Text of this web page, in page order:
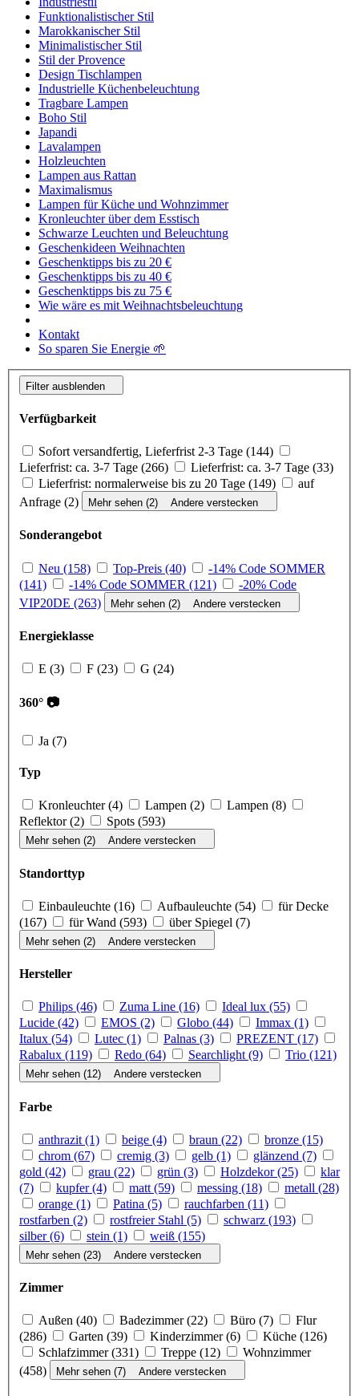
Funktionalistischer Stil
Marokkanischer Stil
Minimalistischer Stil
Stil der Provence
Design Tischlampen
Industrielle Küchenbeleuchtung
Tragbare Lampen
Boho Stil
Japandi
Lavalampen
Holzleuchten
Lampen aus Rattan
Maximalismus
Lampen für Küche und Wohnzimmer
Kronleuchter über dem Esstisch
Schwarze Leuchten und Beleuchtung
Geschenkideen Weihnachten
Geschenktipps bis zu 20 €
Geschenktipps bis zu 40 €
Geschenktipps bis zu 75 €
Wie wäre es mit Weihnachtsbeleuchtung
Kontakt
So sparen Sie Energie 🌱
Filter ausblenden
Verfügbarkeit
Sofort versandfertig, Lieferfrist 2-3 Tage (144)
Lieferfrist: ca. 3-7 Tage (266)
Lieferfrist: ca. 3-7 Tage (33)
Lieferfrist: normalerweise bis zu 20 Tage (149)
auf
Anfrage (2)
Mehr sehen (2) Andere verstecken
Sonderangebot
Neu (158) Top-Preis (40)
-14% Code SOMMER
(141)
-14% Code SOMMER (121)
-20% Code
VIP20DE (263)
Mehr sehen (2) Andere verstecken
Energieklasse
E (3) F (23) G (24)
360° 📷
Ja (7)
Typ
Kronleuchter (4) Lampen (2)
Lampen (8)
Reflektor (2)
Spots (593)
Mehr sehen (2) Andere verstecken
Standorttyp
Einbauleuchte (16) Aufbauleuchte (54)
für Decke
(167)
für Wand (593) über Spiegel (7)
Mehr sehen (2) Andere verstecken
Hersteller
Philips (46) Zuma Line (16)
Ideal lux (55)
Lucide (42)
EMOS (2) Globo (44)
Immax (1)
Italux (54)
Lutec (1) Palnas (3)
PREZENT (17)
Rabalux (119)
Redo (64) Searchlight (9) Trio (121)
Mehr sehen (12) Andere verstecken
Farbe
anthrazit (1) beige (4) braun (22)
bronze (15)
chrom (67)
cremig (3) gelb (1)
glänzend (7)
gold (42)
grau (22) grün (3) Holzdekor (25)
klar
(7)
kupfer (4) matt (59) messing (18)
metall (28)
orange (1)
Patina (5)
rauch­far­ben (11)
rostfarben (2)
rostfreier Stahl (5)
schwarz (193)
silber (6)
stein (1) weiß (155)
Mehr sehen (23) Andere verstecken
Zimmer
Außen (40) Badezimmer (22) Büro (7)
Flur
(286)
Garten (39) Kinderzimmer (6)
Küche (126)
Schlafzimmer (331)
Treppe (12)
Wohnzimmer
(458)
Mehr sehen (7) Andere verstecken